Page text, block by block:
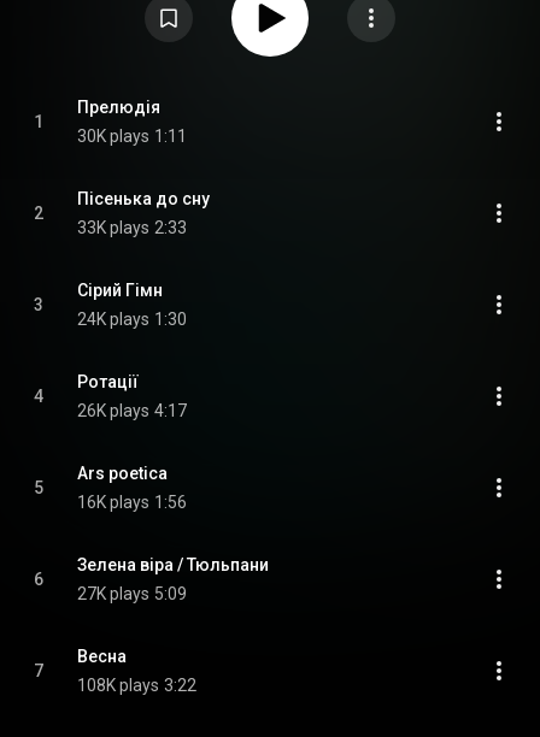
1
Прелюдія
30K plays 1:11
2
Пісенька до сну
33K plays 2:33
3
Сірий Гімн
24K plays 1:30
4
Ротації
26K plays 4:17
5
Ars poetica
16K plays 1:56
6
Зелена віра / Тюльпани
27K plays 5:09
7
Весна
108K plays 3:22